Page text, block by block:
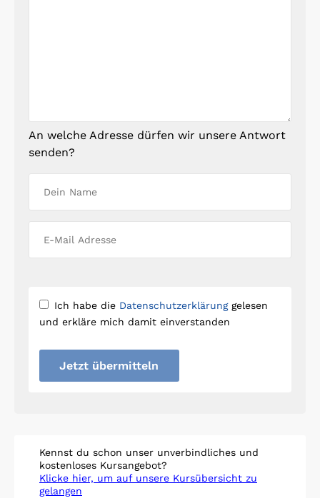
An welche Adresse dürfen wir unsere Antwort
senden?
Ich habe die Datenschutzerklärunggelesen
und erkläre mich damit einverstanden
Jetzt übermitteln
Kennst du schon unser unverbindliches und
kostenloses Kursangebot?
Klicke hier, um auf unsere Kursübersicht zu
gelangen